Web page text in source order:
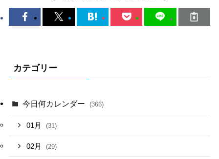
カテゴリー
今日何カレンダー (366)
01月 (31)
02月 (29)